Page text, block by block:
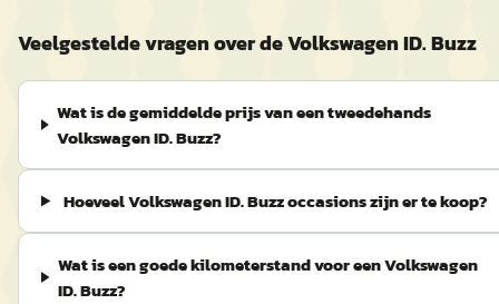
Veelgestelde vragen over de Volkswagen ID. Buzz
Wat is de gemiddelde prijs van een tweedehands
Volkswagen ID. Buzz?
Hoeveel Volkswagen ID. Buzz occasions zijn er te koop?
Wat is een goede kilometerstand voor een Volkswagen
ID. Buzz?